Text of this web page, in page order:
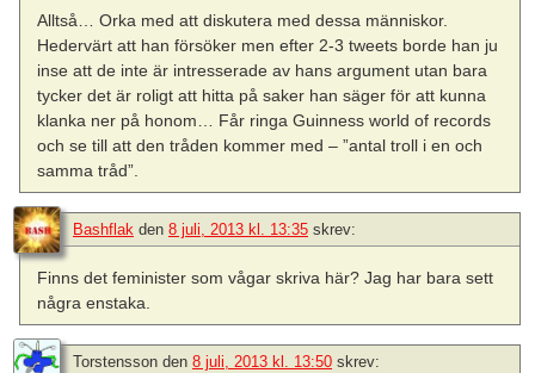
Alltså… Orka med att diskutera med dessa människor.
Hedervärt att han försöker men efter 2-3 tweets borde han ju
inse att de inte är intresserade av hans argument utan bara
tycker det är roligt att hitta på saker han säger för att kunna
klanka ner på honom… Får ringa Guinness world of records
och se till att den tråden kommer med – ”antal troll i en och
samma tråd”.
Bashflak den 8 juli, 2013 kl. 13:35 skrev:
Finns det feminister som vågar skriva här? Jag har bara sett
några enstaka.
Torstensson den 8 juli, 2013 kl. 13:50 skrev: